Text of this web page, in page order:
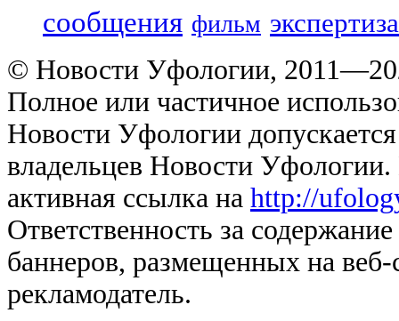
сообщения фильм экспертиза
© Новости Уфологии,
Полное или частичное
Новости Уфологии
владельцев Новости
активная ссылка на http://
Ответственность за
баннеров, размещенных на
рекламодатель.